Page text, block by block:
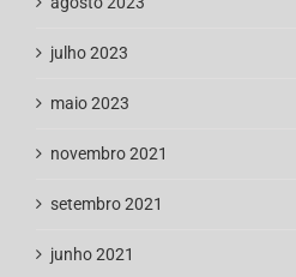
julho 2023
maio 2023
novembro 2021
setembro 2021
junho 2021